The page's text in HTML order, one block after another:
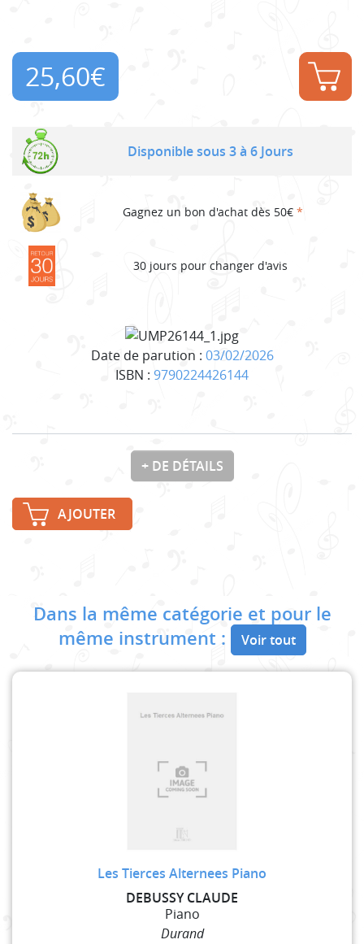
Date de parution : 03/02/2026
ISBN : 9790224426144
25,60€
Disponible sous 3 à 6 Jours
Gagnez un bon d'achat dès 50€ *
30 jours pour changer d'avis
+ DE DÉTAILS
AJOUTER
Dans la même catégorie et pour le
même instrument :
Voir tout
Les Tierces Alternees Piano
DEBUSSY CLAUDE
Piano
Durand